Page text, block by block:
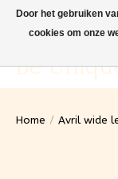
Gratis verzending vanaf
Be
Home / Avril wide
Door het gebruiken
cookies om onze